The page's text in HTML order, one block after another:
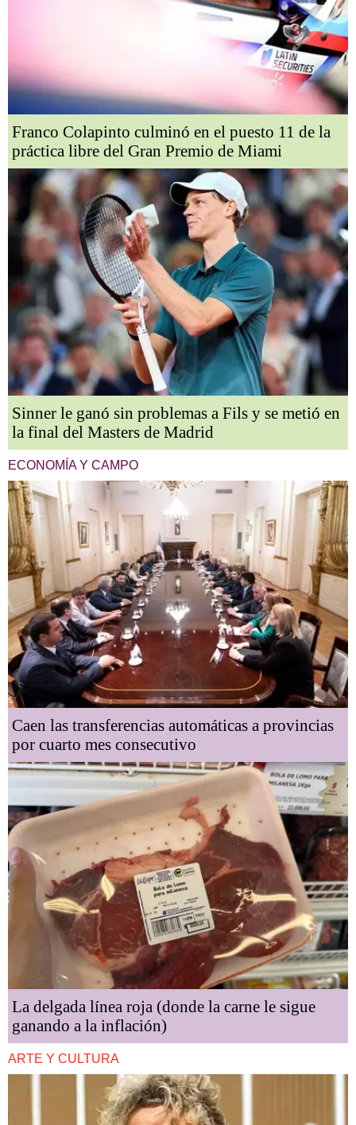
Franco Colapinto culminó en el puesto 11 de la
práctica libre del Gran Premio de Miami
Sinner le ganó sin problemas a Fils y se metió en
la final del Masters de Madrid
ECONOMÍA Y CAMPO
Caen las transferencias automáticas a provincias
por cuarto mes consecutivo
La delgada línea roja (donde la carne le sigue
ganando a la inflación)
ARTE Y CULTURA